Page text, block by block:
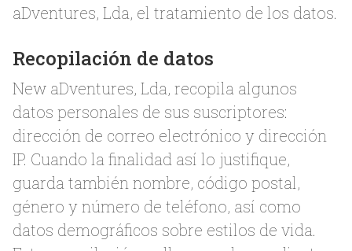
aDventures, Lda, el tratamiento de los datos.
Recopilación de datos
New aDventures, Lda, recopila algunos
datos personales de sus suscriptores:
dirección de correo electrónico y dirección
IP. Cuando la finalidad así lo justifique,
guarda también nombre, código postal,
género y número de teléfono, así como
datos demográficos sobre estilos de vida.